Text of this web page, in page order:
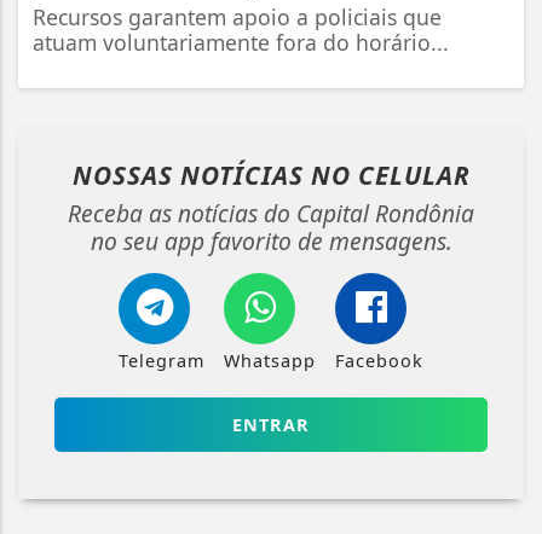
Recursos garantem apoio a policiais que
atuam voluntariamente fora do horário...
NOSSAS NOTÍCIAS NO CELULAR
Receba as notícias do Capital Rondônia
no seu app favorito de mensagens.
Telegram Whatsapp Facebook
ENTRAR